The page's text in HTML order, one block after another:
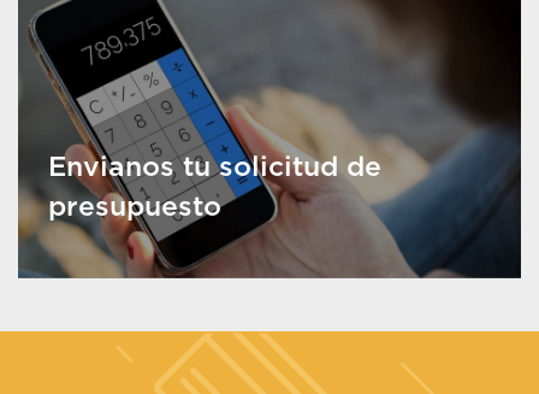
Envianos tu solicitud de
presupuesto